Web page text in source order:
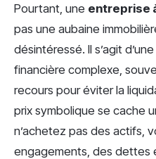
Pourtant, une entreprise
pas une aubaine
désintéressé. Il s’agit
financière complexe,
recours pour éviter la
prix symbolique se cache
n’achetez pas des actifs,
engagements, des dettes